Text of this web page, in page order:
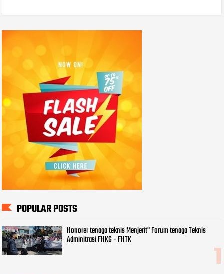
POPULAR POSTS
Honorer tenaga teknis Menjerit" Forum tenaga Teknis
Adminitrasi FHKG - FHTK